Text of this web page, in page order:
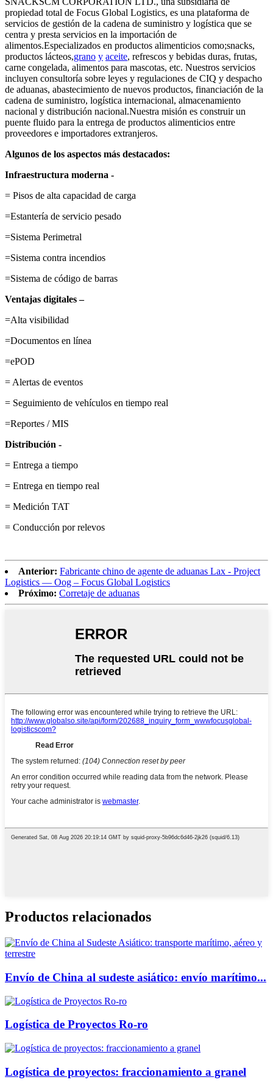
propiedad total de Focus Global Logistics, es una plataforma de
servicios de gestión de la cadena de suministro y logística que se
centra y presta servicios en la importación de
alimentos.Especializados en productos alimenticios como;snacks,
productos lácteos,grano y aceite, refrescos y bebidas duras, frutas,
carne congelada, alimentos para mascotas, etc. Nuestros servicios
incluyen consultoría sobre leyes y regulaciones de CIQ y despacho
de aduanas, abastecimiento de nuevos productos, financiación de la
cadena de suministro, logística internacional, almacenamiento
nacional y distribución nacional.Nuestra misión es construir un
puente fluido para la entrega de productos alimenticios entre
proveedores e importadores extranjeros.
Algunos de los aspectos más destacados:
Infraestructura moderna -
= Pisos de alta capacidad de carga
=Estantería de servicio pesado
=Sistema Perimetral
=Sistema contra incendios
=Sistema de código de barras
Ventajas digitales –
=Alta visibilidad
=Documentos en línea
=ePOD
= Alertas de eventos
= Seguimiento de vehículos en tiempo real
=Reportes / MIS
Distribución -
= Entrega a tiempo
= Entrega en tiempo real
= Medición TAT
= Conducción por relevos
Anterior: Fabricante chino de agente de aduanas Lax - Project
Logistics — Oog – Focus Global Logistics
Próximo: Corretaje de aduanas
Productos relacionados
Envío de China al sudeste asiático: envío marítimo...
Logística de Proyectos Ro-ro
Logística de proyectos: fraccionamiento a granel